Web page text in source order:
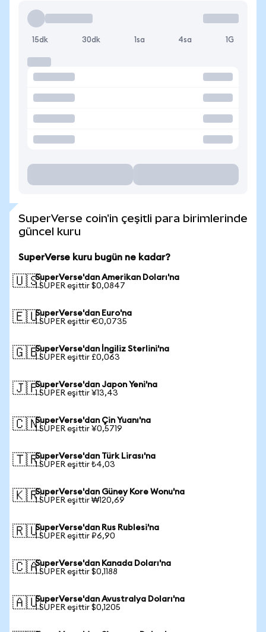
15dk 30dk 1sa 4sa 1G
SuperVerse coin'in çeşitli para birimlerinde
güncel kuru
SuperVerse kuru bugün ne kadar?
🇺🇸SuperVerse'dan Amerikan Doları'na
1 SUPER eşittir $0,0847
🇪🇺SuperVerse'dan Euro'na
1 SUPER eşittir €0,0735
🇬🇧SuperVerse'dan İngiliz Sterlini'na
1 SUPER eşittir £0,063
🇯🇵SuperVerse'dan Japon Yeni'na
1 SUPER eşittir ¥13,43
🇨🇳SuperVerse'dan Çin Yuanı'na
1 SUPER eşittir ¥0,5719
🇹🇷SuperVerse'dan Türk Lirası'na
1 SUPER eşittir ₺4,03
🇰🇷SuperVerse'dan Güney Kore Wonu'na
1 SUPER eşittir ₩120,69
🇷🇺SuperVerse'dan Rus Rublesi'na
1 SUPER eşittir ₽6,90
🇨🇦SuperVerse'dan Kanada Doları'na
1 SUPER eşittir $0,1188
🇦🇺SuperVerse'dan Avustralya Doları'na
1 SUPER eşittir $0,1205